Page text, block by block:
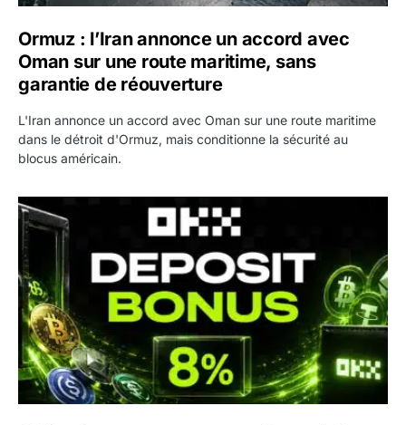
Ormuz : l’Iran annonce un accord avec
Oman sur une route maritime, sans
garantie de réouverture
L'Iran annonce un accord avec Oman sur une route maritime
dans le détroit d'Ormuz, mais conditionne la sécurité au
blocus américain.
OKX relance une campagne Deposit Bonus : jusqu’à 5